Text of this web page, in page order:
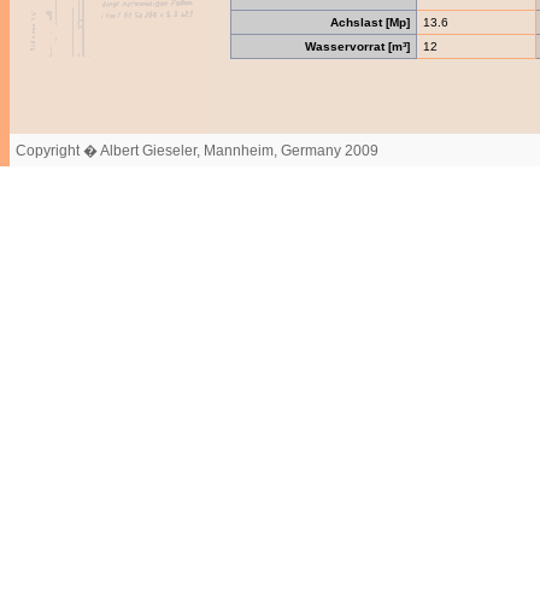
Achslast [Mp]
13.6
Wasservorrat [m³]
12
Copyright � Albert Gieseler, Mannheim, Germany 2009